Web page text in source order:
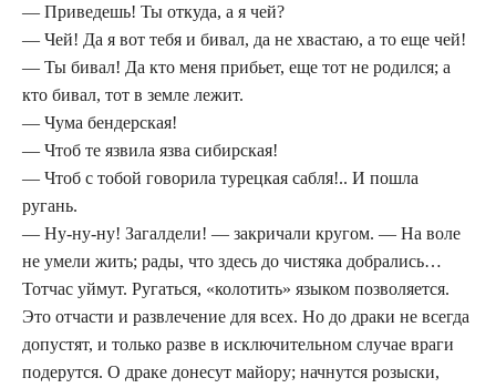
— Приведешь! Ты откуда, а я чей?
— Чей! Да я вот тебя и бивал, да не хвастаю, а то еще чей!
— Ты бивал! Да кто меня прибьет, еще тот не родился; а
кто бивал, тот в земле лежит.
— Чума бендерская!
— Чтоб те язвила язва сибирская!
— Чтоб с тобой говорила турецкая сабля!.. И пошла
ругань.
— Ну-ну-ну! Загалдели! — закричали кругом. — На воле
не умели жить; рады, что здесь до чистяка добрались…
Тотчас уймут. Ругаться, «колотить» языком позволяется.
Это отчасти и развлечение для всех. Но до драки не всегда
допустят, и только разве в исключительном случае враги
подерутся. О драке донесут майору; начнутся розыски,